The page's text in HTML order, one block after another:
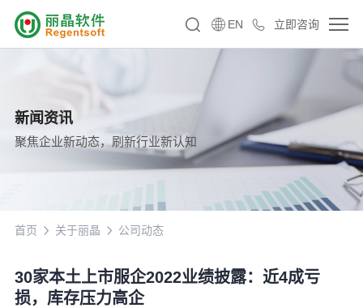
立即咨询
EN
新闻资讯
聚焦企业新动态，刷新行业新认知
首页 关于丽晶 公司动态
30家本土上市服企2022业绩披露：近4成亏
损，库存压力高企